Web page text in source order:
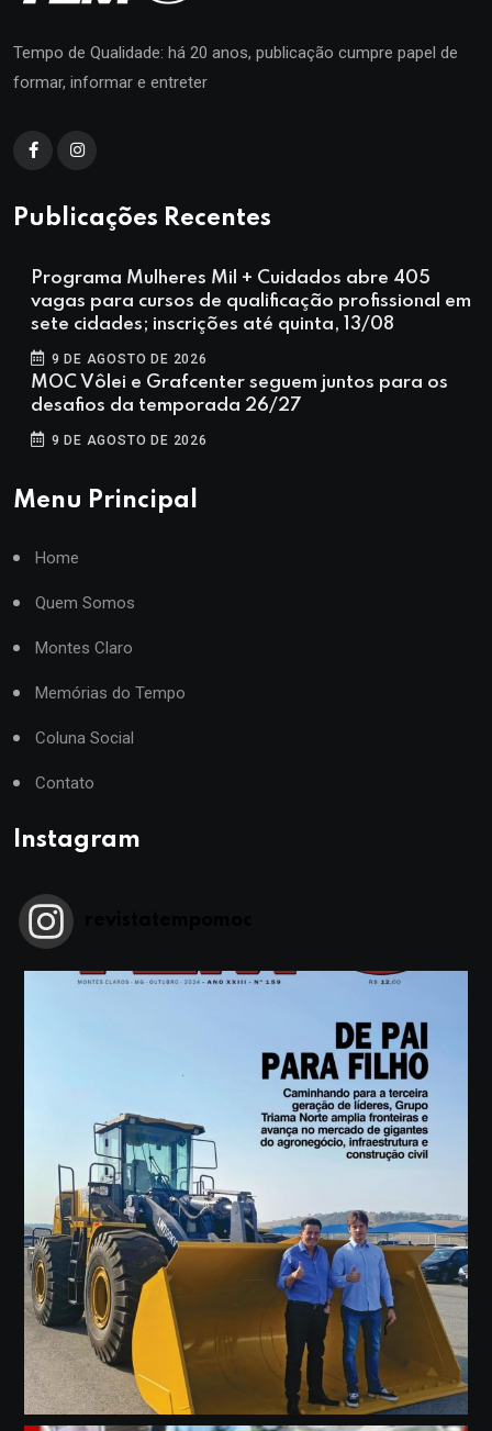
Tempo de Qualidade: há 20 anos, publicação cumpre papel de
formar, informar e entreter
Publicações Recentes
Programa Mulheres Mil + Cuidados abre 405
vagas para cursos de qualificação profissional em
sete cidades; inscrições até quinta, 13/08
9 DE AGOSTO DE 2026
MOC Vôlei e Grafcenter seguem juntos para os
desafios da temporada 26/27
9 DE AGOSTO DE 2026
Menu Principal
Home
Quem Somos
Montes Claro
Memórias do Tempo
Coluna Social
Contato
Instagram